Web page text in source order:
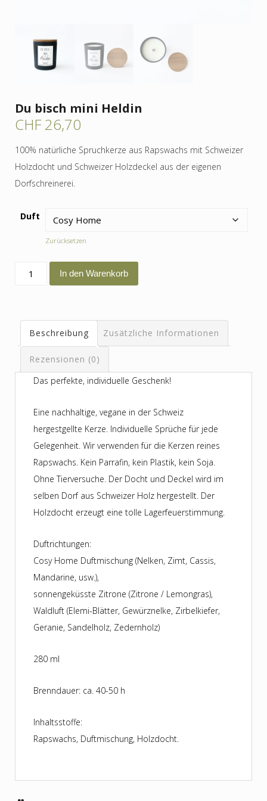
Du bisch mini Heldin
CHF26,70
100% natürliche Spruchkerze aus Rapswachs mit Schweizer
Holzdocht und Schweizer Holzdeckel aus der eigenen
Dorfschreinerei.
Duft
Zurücksetzen
Heldin
Menge
In den Warenkorb
Beschreibung Zusätzliche Informationen
Rezensionen (0)
Das perfekte, individuelle Geschenk!
Eine nachhaltige, vegane in der Schweiz
hergestgellte Kerze. Individuelle Sprüche für jede
Gelegenheit. Wir verwenden für die Kerzen reines
Rapswachs. Kein Parrafin, kein Plastik, kein Soja.
Ohne Tierversuche. Der Docht und Deckel wird im
selben Dorf aus Schweizer Holz hergestellt. Der
Holzdocht erzeugt eine tolle Lagerfeuerstimmung.
Duftrichtungen:
Cosy Home Duftmischung (Nelken, Zimt, Cassis,
Mandarine, usw.),
sonnengeküsste Zitrone (Zitrone / Lemongras),
Waldluft (Elemi-Blätter, Gewürznelke, Zirbelkiefer,
Geranie, Sandelholz, Zedernholz)
280 ml
Brenndauer: ca. 40-50 h
Inhaltsstoffe:
Rapswachs, Duftmischung, Holzdocht.